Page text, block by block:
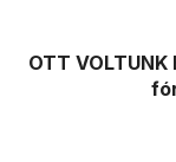
OTT VOLTUNK